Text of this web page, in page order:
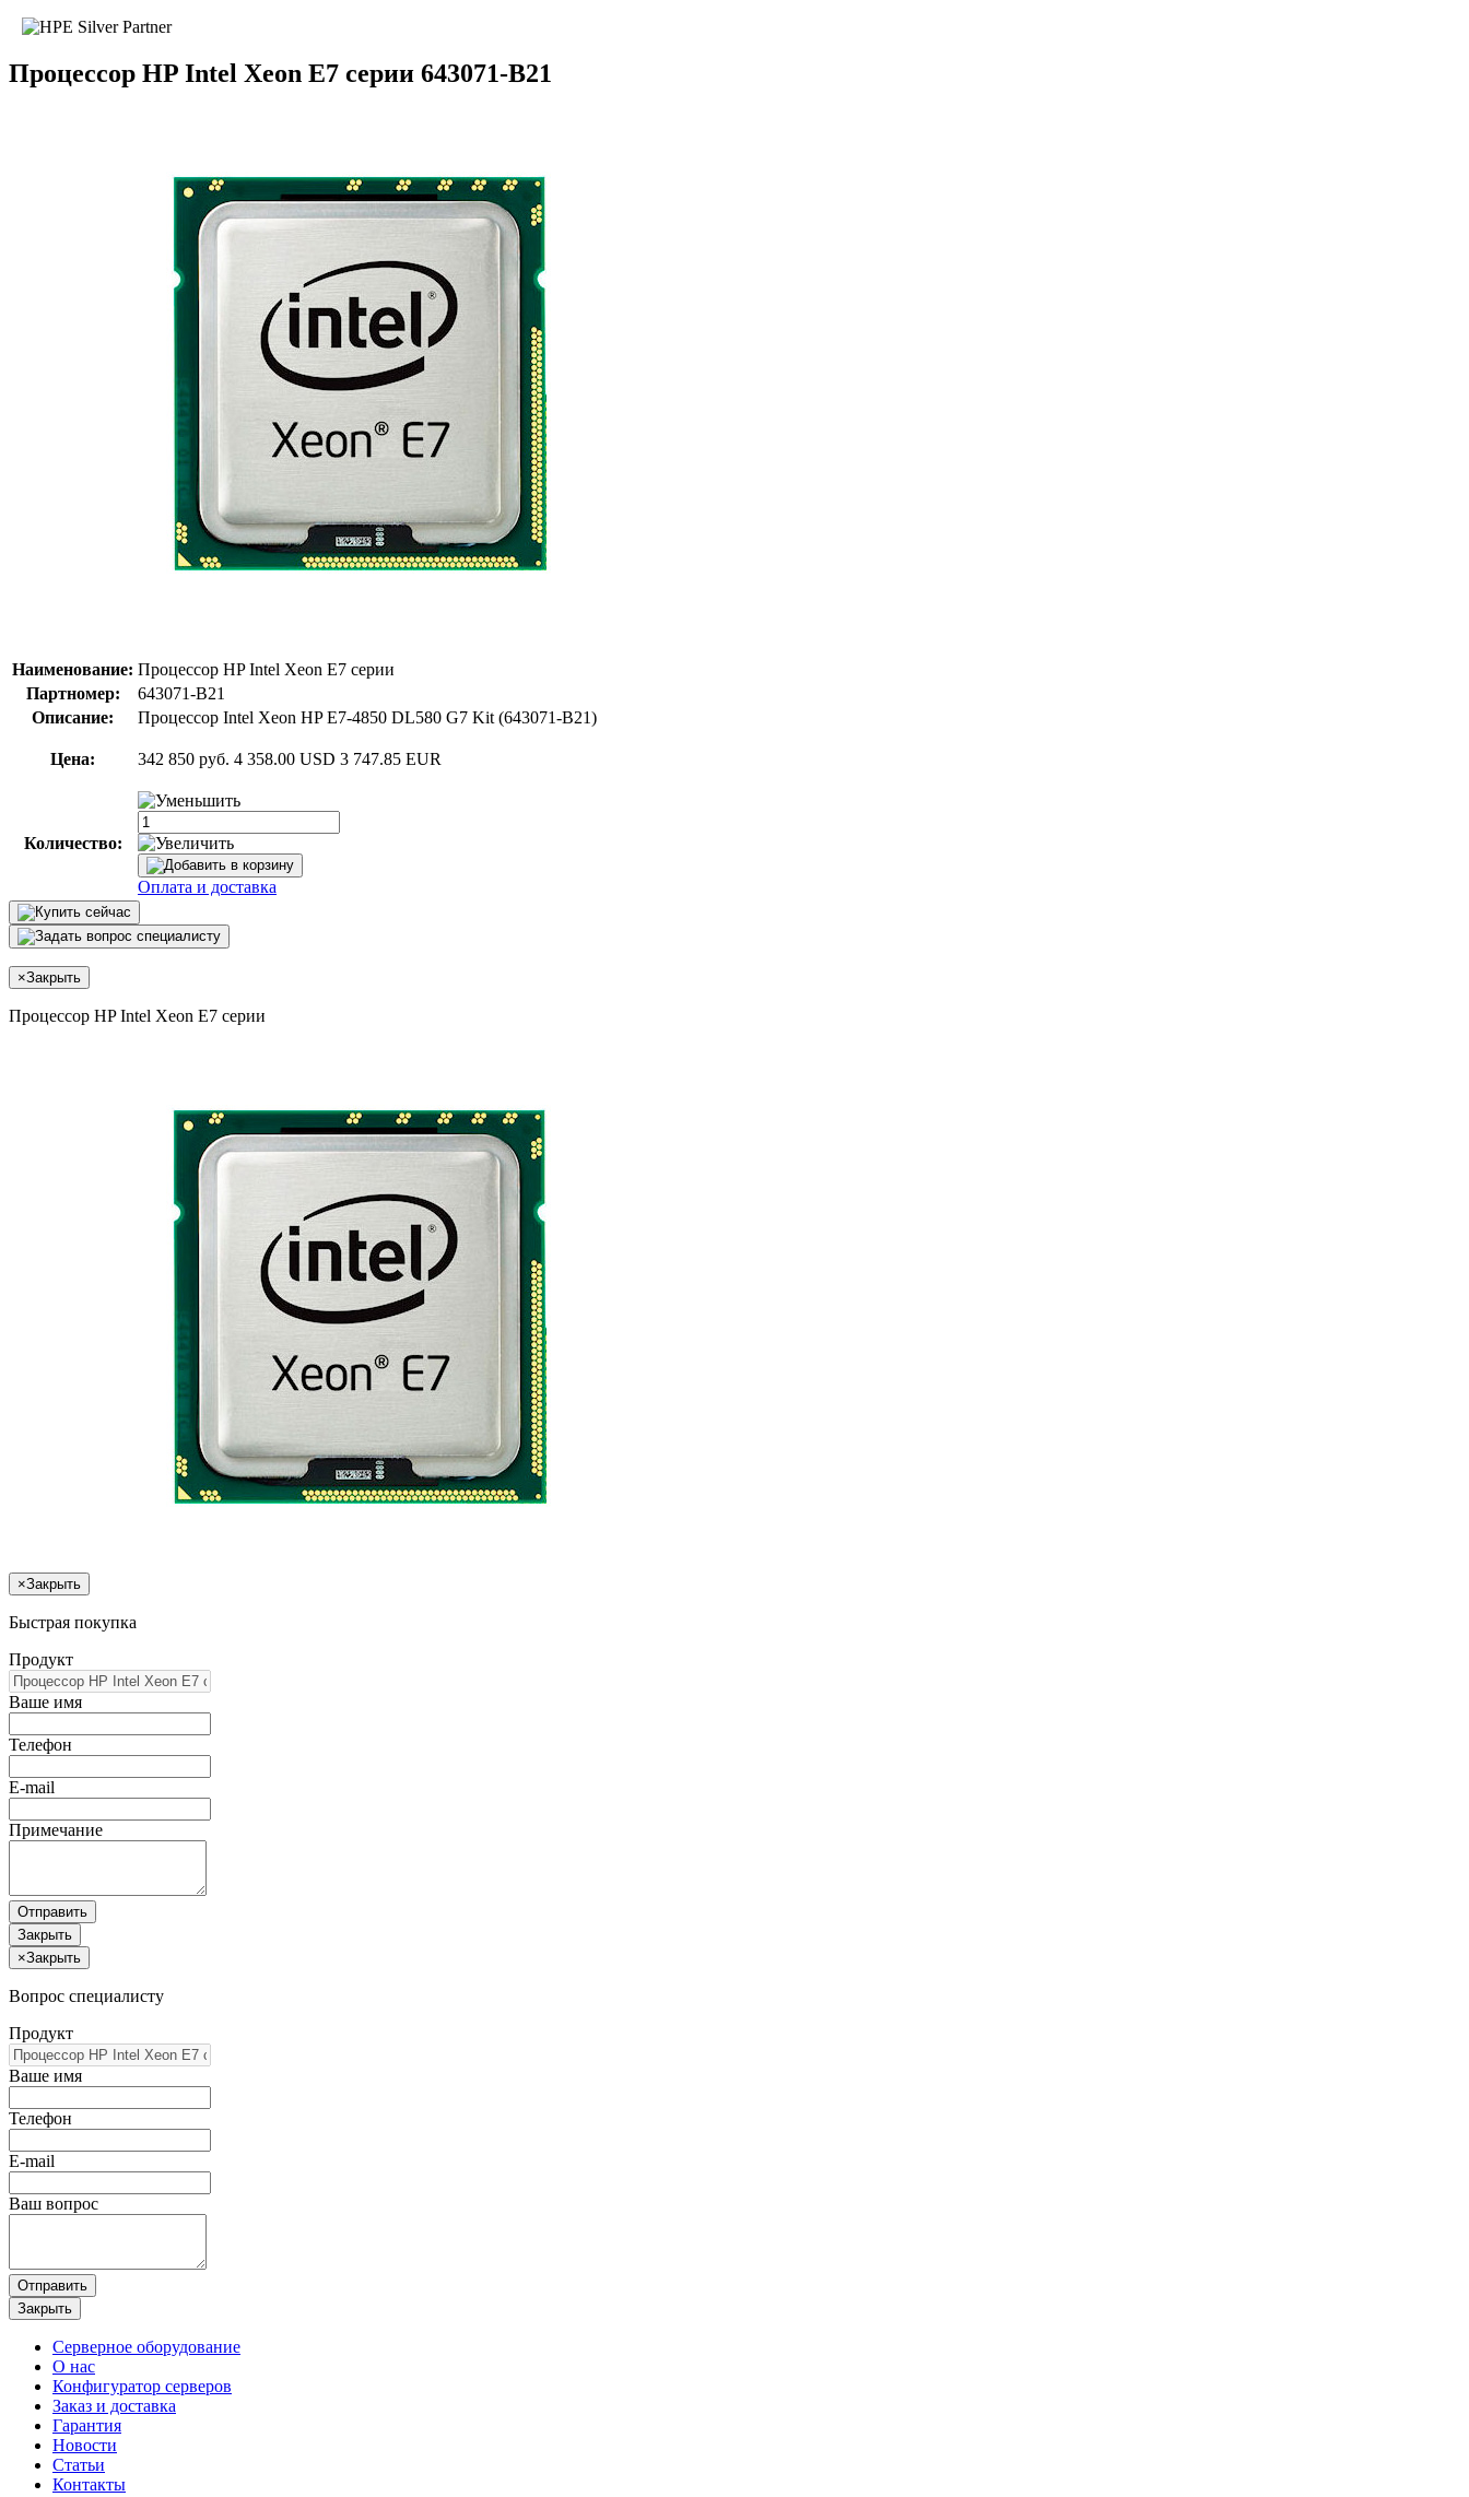
Процессор HP Intel Xeon E7 серии 643071-B21
Наименование: Процессор HP Intel Xeon E7 серии
Партномер:
643071-B21
Описание:
Процессор Intel Xeon HP E7-4850 DL580 G7 Kit (643071-B21)
Цена: 342 850 руб. 4 358.00 USD 3 747.85 EUR
Количество:
Оплата и доставка
×Закрыть
Процессор HP Intel Xeon E7 серии
×Закрыть
Быстрая покупка
Продукт
Ваше имя
Телефон
E-mail
Примечание
Отправить
Закрыть
×Закрыть
Вопрос специалисту
Продукт
Ваше имя
Телефон
E-mail
Ваш вопрос
Отправить
Закрыть
Серверное оборудование
О нас
Конфигуратор серверов
Заказ и доставка
Гарантия
Новости
Статьи
Контакты